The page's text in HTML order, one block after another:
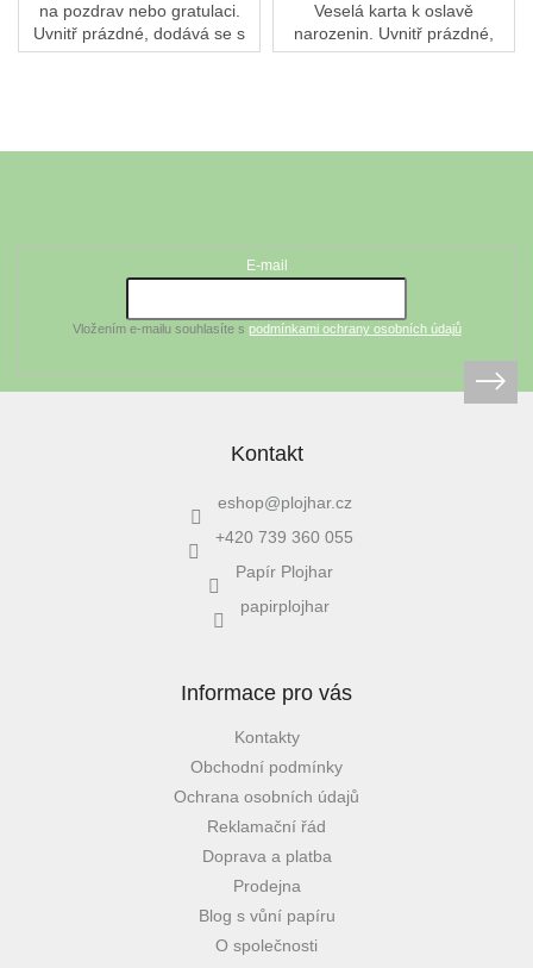
na pozdrav nebo gratulaci.
Uvnitř prázdné, dodává se s
obálkou.
Veselá karta k oslavě
narozenin. Uvnitř prázdné,
dodává se s obálkou.
E-mail
Vložením e-mailu souhlasíte s podmínkami ochrany osobních údajů
Kontakt
eshop@plojhar.cz
+420 739 360 055
Papír Plojhar
papirplojhar
Informace pro vás
Kontakty
Obchodní podmínky
Ochrana osobních údajů
Reklamační řád
Doprava a platba
Prodejna
Blog s vůní papíru
O společnosti